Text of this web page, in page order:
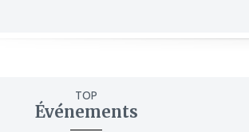
TOP
Événements